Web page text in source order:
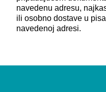
navedenu adresu,
ili osobno dostave u
navedenoj adresi.